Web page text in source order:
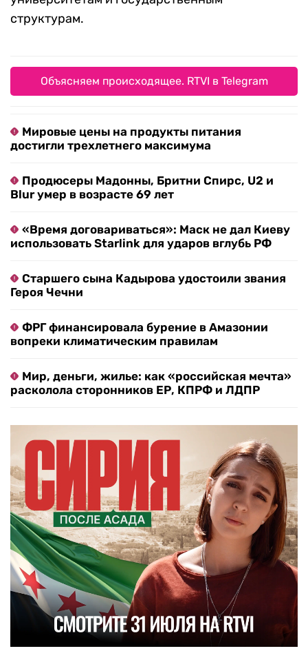
структурам.
Объясняем происходящее. RTVI в Telegram
Мировые цены на продукты питания
достигли трехлетнего максимума
Продюсеры Мадонны, Бритни Спирс, U2 и
Blur умер в возрасте 69 лет
«Время договариваться»: Маск не дал Киеву
использовать Starlink для ударов вглубь РФ
Старшего сына Кадырова удостоили звания
Героя Чечни
ФРГ финансировала бурение в Амазонии
вопреки климатическим правилам
Мир, деньги, жилье: как «российская мечта»
расколола сторонников ЕР, КПРФ и ЛДПР